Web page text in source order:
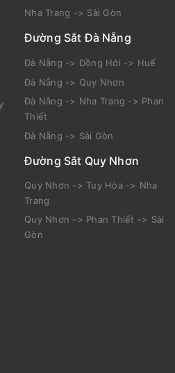
Nha Trang -> Sài Gòn
Đường Sắt Đà Nẵng
Đà Nẵng -> Đồng Hới -> Huế
Đà Nẵng -> Quy Nhơn
Đà Nẵng -> Nha Trang -> Phan
Thiết
Đà Nẵng -> Sài Gòn
Đường Sắt Quy Nhơn
Quy Nhơn -> Tuy Hòa -> Nha
Trang
Quy Nhơn -> Phan Thiết -> Sài
Gòn